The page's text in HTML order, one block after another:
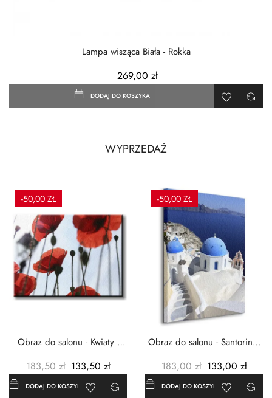
Lampa wisząca Biała - Rokka
269,00 zł
DODAJ DO KOSZYKA
WYPRZEDAŻ
-50,00 ZŁ
Obraz do salonu - Kwiaty -
183,50 zł 133,50 zł
DODAJ DO KOSZYKA
-50,00 ZŁ
Obraz do salonu - Santorini -
183,00 zł 133,00 zł
DODAJ DO KOSZYKA